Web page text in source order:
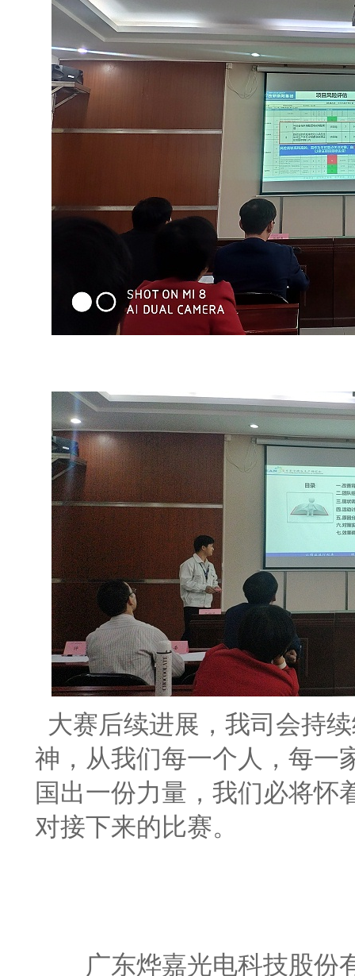
大赛后续进展，我司会持
神，从我们每一个人，每一
国出一份力量，我们必将怀
对接下来的比赛。
广东烨嘉光电科技股份